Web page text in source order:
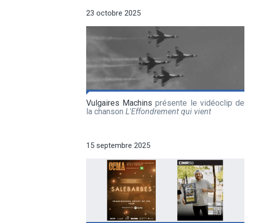
23 octobre 2025
Vulgaires Machins présente le vidéoclip de
la chanson L'Effondrement qui vient
15 septembre 2025